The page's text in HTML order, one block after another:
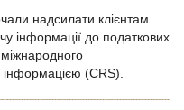
надсилати клієнтам
інформації до податкових
міжнародного
(CRS).